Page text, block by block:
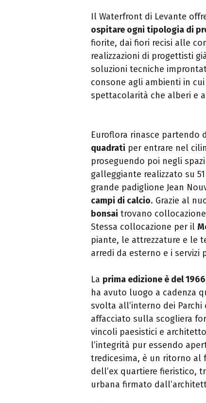
Il Waterfront di Levante
ospitare ogni tipologia di
fiorite, dai fiori recisi alle
realizzazioni di progettisti
soluzioni tecniche
consone agli ambienti in
spettacolarità che alberi e
Euroflora rinasce partendo
quadrati per entrare nel
proseguendo poi negli
galleggiante realizzato su
grande padiglione Jean
campi di calcio. Grazie al
bonsai trovano
Stessa collocazione per il
piante, le attrezzature e le
arredi da esterno e i servizi
La prima edizione è del 1966
ha avuto luogo a cadenza
svolta all’interno dei Parchi
affacciato sulla scogliera
vincoli paesistici e
l’integrità pur essendo
tredicesima, è un ritorno al
dell’ex quartiere fieristico,
urbana firmato